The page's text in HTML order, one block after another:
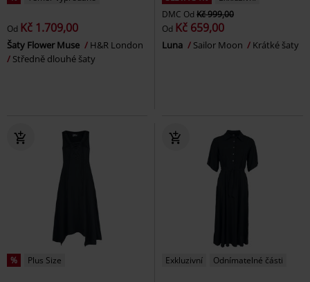
Od Kč 1.709,00
Šaty Flower Muse
H&R London
Středně dlouhé šaty
DMC Od Kč 999,00
Od Kč 659,00
Luna Sailor Moon Krátké šaty
% Plus Size Exkluzivní Odnímatelné části